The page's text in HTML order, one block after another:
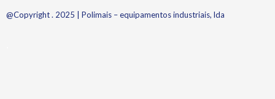
@Copyright . 2025 | Polimais – equipamentos industriais, lda